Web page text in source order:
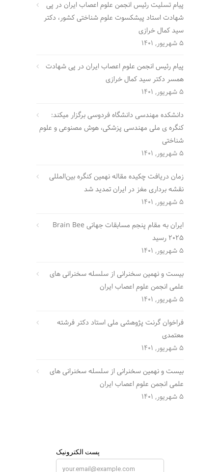
پیام تسلیت رئیس انجمن علوم اعصاب ایران در پی
شهادت استاد پیشکسوت علوم شناختی کشور، دکتر
سید کمال خرازی
5 شهریور, 1401
پیام رئیس انجمن علوم اعصاب ایران در پی شهادت
همسر دکتر سید کمال خرازی
5 شهریور, 1401
دانشکده مهندسی دانشگاه فردوسی برگزار میکند:
کنگره ی ملی مهندسی پزشکی، هوش مصنوعی و علوم
شناختی
5 شهریور, 1401
زمان دریافت چکیده مقاله نهمین کنگره بین‌المللی
نقشه برداری مغز در ایران تمدید شد
5 شهریور, 1401
ایران به مقام پنجم مسابقات جهانی Brain Bee
2025 رسید
5 شهریور, 1401
بیست و نهمین سخنرانی از سلسله سخنرانی های
علمی انجمن علوم اعصاب ایران
5 شهریور, 1401
فراخوان گرنت پژوهشی ملی استاد دکتر فرشته
معتمدی
5 شهریور, 1401
بیست و نهمین سخنرانی از سلسله سخنرانی های
علمی انجمن علوم اعصاب ایران
5 شهریور, 1401